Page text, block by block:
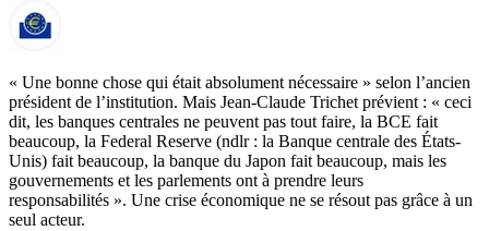
« Une bonne chose qui était absolument nécessaire » selon l’ancien
président de l’institution. Mais Jean-Claude Trichet prévient : « ceci
dit, les banques centrales ne peuvent pas tout faire, la BCE fait
beaucoup, la Federal Reserve (ndlr : la Banque centrale des États-
Unis) fait beaucoup, la banque du Japon fait beaucoup, mais les
gouvernements et les parlements ont à prendre leurs
responsabilités ». Une crise économique ne se résout pas grâce à un
seul acteur.